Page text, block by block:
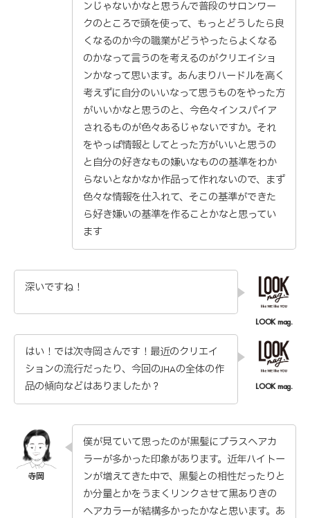
ンじゃないかなと思うんで普段のサロンワー
クのところで頭を使って、もっとどうしたら良
くなるのか今の職業がどうやったらよくなる
のかなって言うのを考えるのがクリエイショ
ンかなって思います。あんまりハードルを高く
考えずに自分のいいなって思うものをやった方
がいいかなと思うのと、今色々インスパイア
されるものが色々あるじゃないですか。それ
をやっぱ情報としてとった方がいいと思うの
と自分の好きなもの嫌いなものの基準をわか
らないとなかなか作品って作れないので、まず
色々な情報を仕入れて、そこの基準ができた
ら好き嫌いの基準を作ることかなと思ってい
ます
深いですね！
はい！では次寺岡さんです！最近のクリエイ
ションの流行だったり、今回のJHAの全体の作
品の傾向などはありましたか？
僕が見ていて思ったのが黒髪にプラスヘアカ
ラーが多かった印象があります。近年ハイトー
ンが増えてきた中で、黒髪との相性だったりと
か分量とかをうまくリンクさせて黒ありきの
ヘアカラーが結構多かったかなと思います。あ